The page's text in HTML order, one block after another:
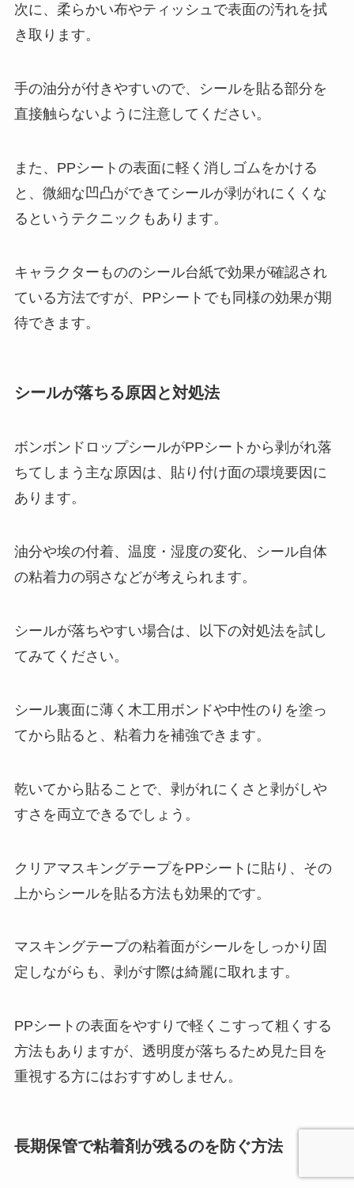
次に、柔らかい布やティッシュで表面の汚れを拭
き取ります。
手の油分が付きやすいので、シールを貼る部分を
直接触らないように注意してください。
また、PPシートの表面に軽く消しゴムをかける
と、微細な凹凸ができてシールが剥がれにくくな
るというテクニックもあります。
キャラクターもののシール台紙で効果が確認され
ている方法ですが、PPシートでも同様の効果が期
待できます。
シールが落ちる原因と対処法
ボンボンドロップシールがPPシートから剥がれ落
ちてしまう主な原因は、貼り付け面の環境要因に
あります。
油分や埃の付着、温度・湿度の変化、シール自体
の粘着力の弱さなどが考えられます。
シールが落ちやすい場合は、以下の対処法を試し
てみてください。
シール裏面に薄く木工用ボンドや中性のりを塗っ
てから貼ると、粘着力を補強できます。
乾いてから貼ることで、剥がれにくさと剥がしや
すさを両立できるでしょう。
クリアマスキングテープをPPシートに貼り、その
上からシールを貼る方法も効果的です。
マスキングテープの粘着面がシールをしっかり固
定しながらも、剥がす際は綺麗に取れます。
PPシートの表面をやすりで軽くこすって粗くする
方法もありますが、透明度が落ちるため見た目を
重視する方にはおすすめしません。
長期保管で粘着剤が残るのを防ぐ方法